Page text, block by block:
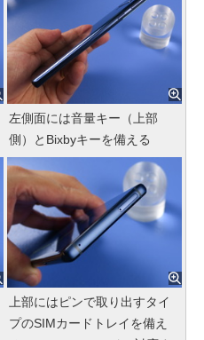
左側面には音量キー（上部
側）とBixbyキーを備える
上部にはピンで取り出すタイ
プのSIMカードトレイを備え